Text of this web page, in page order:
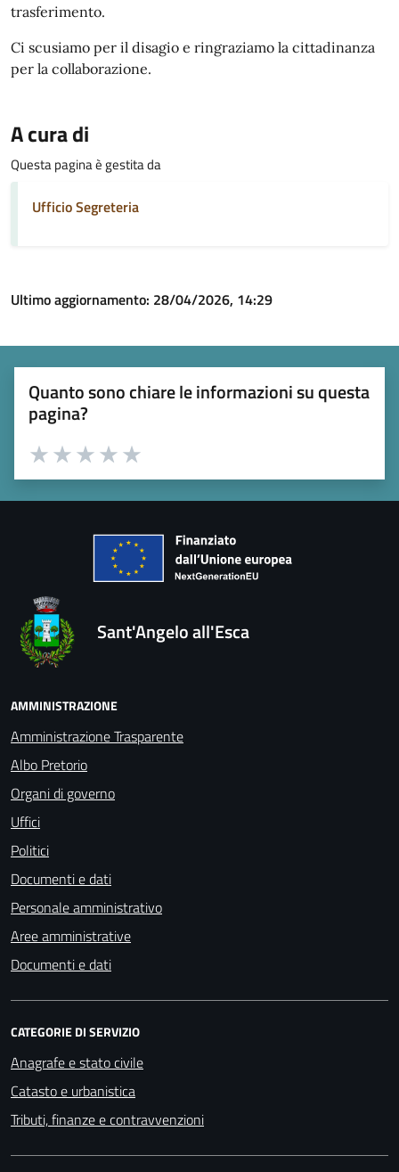
trasferimento.
Ci scusiamo per il disagio e ringraziamo la cittadinanza
per la collaborazione.
A cura di
Questa pagina è gestita da
Ufficio Segreteria
Ultimo aggiornamento: 28/04/2026, 14:29
Quanto sono chiare le informazioni su questa
pagina?
Valuta 5 stelle su 5
Valuta 4 stelle su 5
Valuta 3 stelle su 5
Valuta 2 stelle su 5
Valuta 1 stelle su 5
Sant'Angelo all'Esca
AMMINISTRAZIONE
Amministrazione Trasparente
Albo Pretorio
Organi di governo
Uffici
Politici
Documenti e dati
Personale amministrativo
Aree amministrative
Documenti e dati
CATEGORIE DI SERVIZIO
Anagrafe e stato civile
Catasto e urbanistica
Tributi, finanze e contravvenzioni